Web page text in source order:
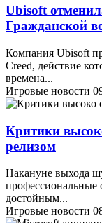
Ubisoft
Гражданской
Компания Ubisoft
Creed, действие
времена...
Игровые новости
Критики
релизом
Накануне выхода
профессиональные
достойным...
Игровые новости